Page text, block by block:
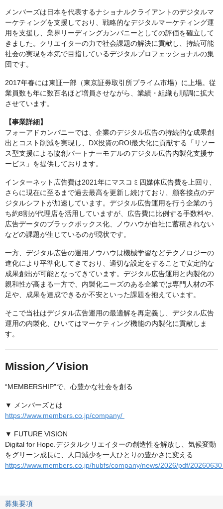
メンバーズは日本を代表するナショナルクライアントのデジタルマ
ーケティングを支援しており、戦略的なデジタルマーケティング運
用を支援し、業界リーディングカンパニーとしての評価を確立して
きました。クリエイターの力で社会課題の解決に貢献し、持続可能
社会の実現を本気で目指しているデジタルプロフェッショナルの集
団です。
2017年春には東証一部（東京証券取引所プライム市場）に上場。従
業員数も年に数百名ほど増員させながら、業績・組織も順調に拡大
させています。
【事業詳細】
フォーアドカンパニーでは、企業のデジタル広告の持続的な成果創
出とコスト削減を実現し、DX投資のROI最大化に貢献する「リソー
ス型支援による協創パートナーモデルのデジタル広告内製化支援サ
ービス」を提供しております。
インターネット広告費は2021年にマスコミ四媒体広告費を上回り、
さらに現在に至るまで過去最高を更新し続けており、顧客接点のデ
ジタルシフトが加速しています。デジタル広告運用を行う企業のう
ち約8割が代理店を活用していますが、広告費に比例する手数料や、
広告データのブラックボックス化、ノウハウが自社に蓄積されない
などの課題が生じているのが現状です。
一方、デジタル広告の運用ノウハウは機械学習などテクノロジーの
進化により平準化してきており、適切な設定をすることで安定的な
成果創出が可能となってきています。デジタル広告運用と内製化の
親和性が高まる一方で、内製化ニーズのある企業では専門人材の不
足や、成果を達成できるか不安といった課題を抱えています。
そこで当社はデジタル広告運用の最適解を再定義し、デジタル広告
運用の内製化、ひいてはマーケティング機能の内製化に貢献しま
す。
Mission／Vision
“MEMBERSHIP”で、心豊かな社会を創る
▼ メンバーズとは
https://www.members.co.jp/company/
▼ FUTURE VISION
Digital for Hope.デジタルクリエイターの創造性を解放し、気候変動
をグリーン成長に、人口減少を一人ひとりの豊かさに変える
https://www.members.co.jp/hubfs/company/news/2026/pdf/
募集要項